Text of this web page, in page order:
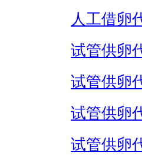
人工借卵
试管供卵
试管供卵
试管供卵
试管供卵